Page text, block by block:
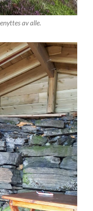
av alle.